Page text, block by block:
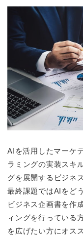
AIを活用したマーケ
ラミングの実装スキ
グを展開するビジネ
最終課題ではAIをど
ビジネス企画書を作
ィングを行っている
を広げたい方にオス